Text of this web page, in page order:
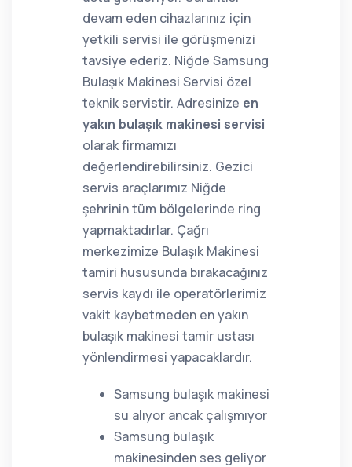
devam eden cihazlarınız için
yetkili servisi ile görüşmenizi
tavsiye ederiz. Niğde Samsung
Bulaşık Makinesi Servisi özel
teknik servistir. Adresinize en
yakın bulaşık makinesi servisi
olarak firmamızı
değerlendirebilirsiniz. Gezici
servis araçlarımız Niğde
şehrinin tüm bölgelerinde ring
yapmaktadırlar. Çağrı
merkezimize Bulaşık Makinesi
tamiri hususunda bırakacağınız
servis kaydı ile operatörlerimiz
vakit kaybetmeden en yakın
bulaşık makinesi tamir ustası
yönlendirmesi yapacaklardır.
Samsung bulaşık makinesi
su alıyor ancak çalışmıyor
Samsung bulaşık
makinesinden ses geliyor